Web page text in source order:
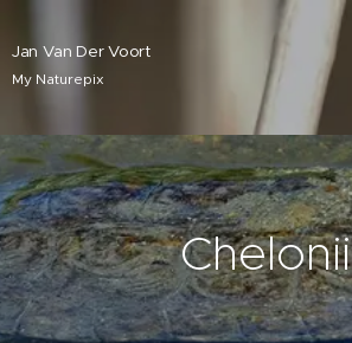
Jan Van Der Voort
My Naturepix
Chelonii